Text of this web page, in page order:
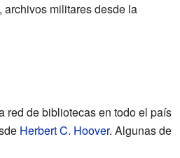
militares desde la
red de bibliotecas en todo el país
Herbert C. Hoover. Algunas de